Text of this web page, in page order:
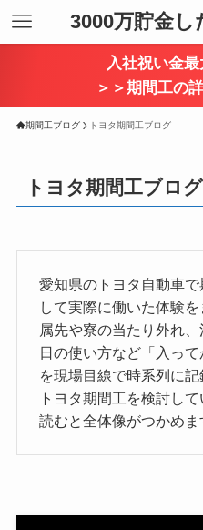
3000万貯金
入社祝い金最
＞＞期間工の
期間工ブログ トヨタ期間工ブログ
トヨタ期間工ブログ
愛知県のトヨタ自動車
して実際に働いた体験
属先や寮の当たり外れ
日の使い方など「入って
を現場目線で時系列に
トヨタ期間工を検討し
読むと全体像がつかめま